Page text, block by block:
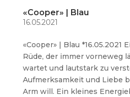
«Cooper» | Blau
16.05.2021
«Cooper» | Blau *16.05.2021
Rüde, der immer vorneweg
wartet und lautstark zu
Aufmerksamkeit und Liebe
Arm will. Ein kleines